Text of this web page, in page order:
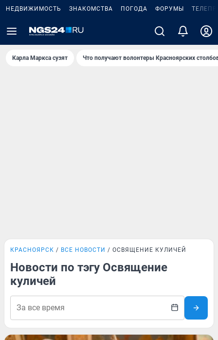
НЕДВИЖИМОСТЬ ЗНАКОМСТВА ПОГОДА ФОРУМЫ
Карла Маркса сузят Что получают волонтеры Красноярских
КРАСНОЯРСК ВСЕ НОВОСТИ ОСВЯЩЕНИЕ КУЛИЧЕЙ
Новости по тэгу Освящение
куличей